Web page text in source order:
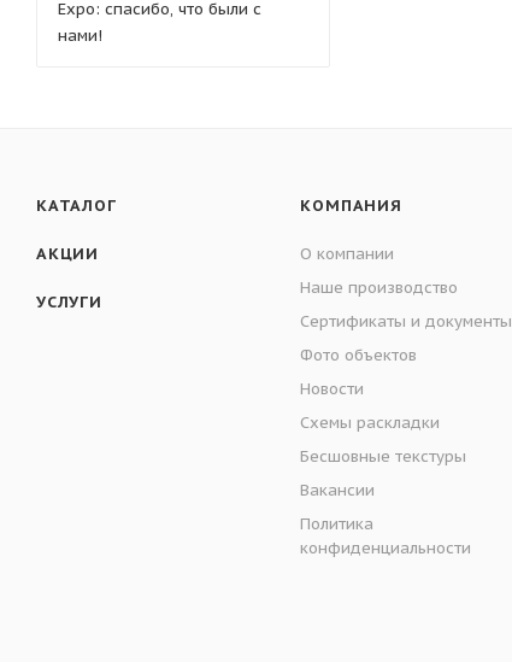
Expo: спасибо, что были с
нами!
КАТАЛОГ
АКЦИИ
УСЛУГИ
КОМПАНИЯ
О компании
Наше производство
Сертификаты и документы
Фото объектов
Новости
Схемы раскладки
Бесшовные текстуры
Вакансии
Политика
конфиденциальности